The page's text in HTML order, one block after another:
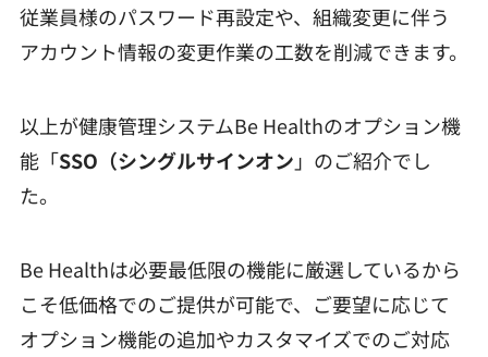
従業員様のパスワード再設定や、組織変更に伴う
アカウント情報の変更作業の工数を削減できます。
以上が健康管理システムBe Healthのオプション機
能「SSO（シングルサインオン 」のご紹介でし
た。
Be Healthは必要最低限の機能に厳選しているから
こそ低価格でのご提供が可能で、ご要望に応じて
オプション機能の追加やカスタマイズでのご対応